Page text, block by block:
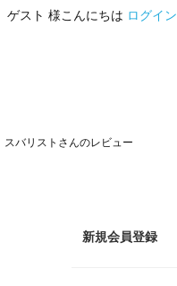
ゲスト 様こんにちは ログイン
スバリストさんのレビュー
新規会員登録